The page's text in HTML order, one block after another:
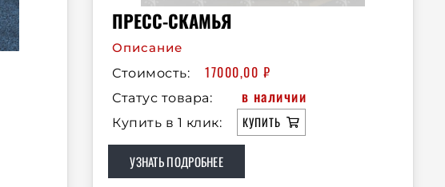
ПРЕСС-СКАМЬЯ
Описание
Стоимость:
17000,00 ₽
Статус товара: в наличии
Купить в 1 клик: КУПИТЬ
УЗНАТЬ ПОДРОБНЕЕ